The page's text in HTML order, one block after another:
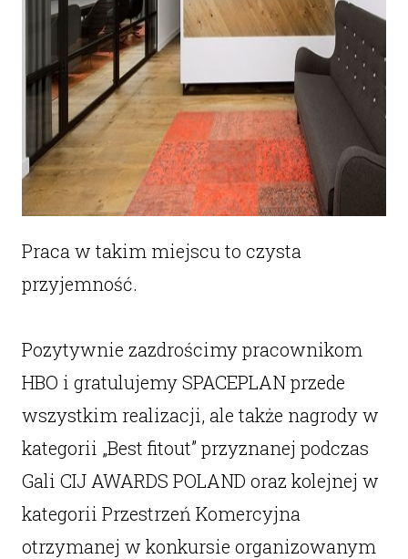
Praca w takim miejscu to czysta
przyjemność.
Pozytywnie zazdrościmy pracownikom
HBO i gratulujemy SPACEPLAN przede
wszystkim realizacji, ale także nagrody w
kategorii „Best fitout” przyznanej podczas
Gali CIJ AWARDS POLAND oraz kolejnej w
kategorii Przestrzeń Komercyjna
otrzymanej w konkursie organizowanym